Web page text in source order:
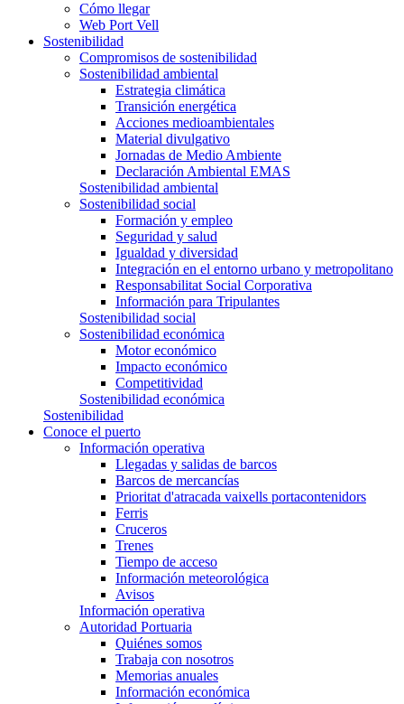
Cómo llegar
Web Port Vell
Sostenibilidad
Compromisos de sostenibilidad
Sostenibilidad ambiental
Estrategia climática
Transición energética
Acciones medioambientales
Material divulgativo
Jornadas de Medio Ambiente
Declaración Ambiental EMAS
Sostenibilidad ambiental
Sostenibilidad social
Formación y empleo
Seguridad y salud
Igualdad y diversidad
Integración en el entorno urbano y metropolitano
Responsabilitat Social Corporativa
Información para Tripulantes
Sostenibilidad social
Sostenibilidad económica
Motor económico
Impacto económico
Competitividad
Sostenibilidad económica
Sostenibilidad
Conoce el puerto
Información operativa
Llegadas y salidas de barcos
Barcos de mercancías
Prioritat d'atracada vaixells portacontenidors
Ferris
Cruceros
Trenes
Tiempo de acceso
Información meteorológica
Avisos
Información operativa
Autoridad Portuaria
Quiénes somos
Trabaja con nosotros
Memorias anuales
Información económica